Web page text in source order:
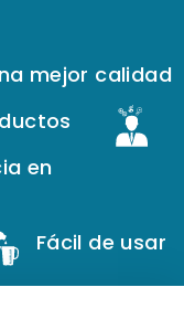
mejor calidad
en
Fácil de usar